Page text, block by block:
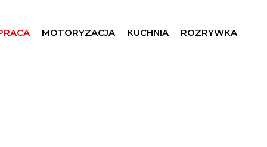
MOTORYZACJA KUCHNIA ROZRYWKA